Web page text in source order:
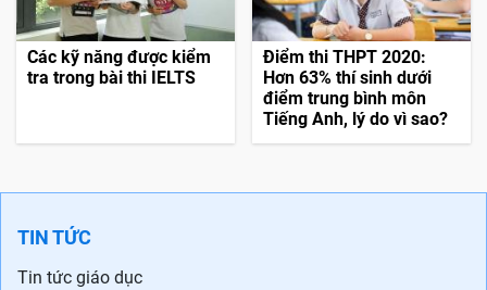
Các kỹ năng được kiểm
tra trong bài thi IELTS
Điểm thi THPT 2020:
Hơn 63% thí sinh dưới
điểm trung bình môn
Tiếng Anh, lý do vì sao?
TIN TỨC
Tin tức giáo dục